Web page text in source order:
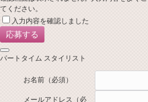
てください。
入力内容を確認しました
パートタイム スタイリスト
お名前 （必須）
メールアドレス （必